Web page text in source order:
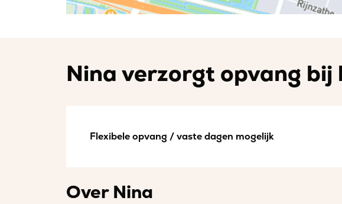
Nina verzorgt opvang bij
Flexibele opvang / vaste dagen mogelijk
Over Nina